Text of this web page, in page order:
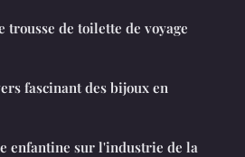
trousse de toilette de voyage
fascinant des bijoux en
enfantine sur l'industrie de la